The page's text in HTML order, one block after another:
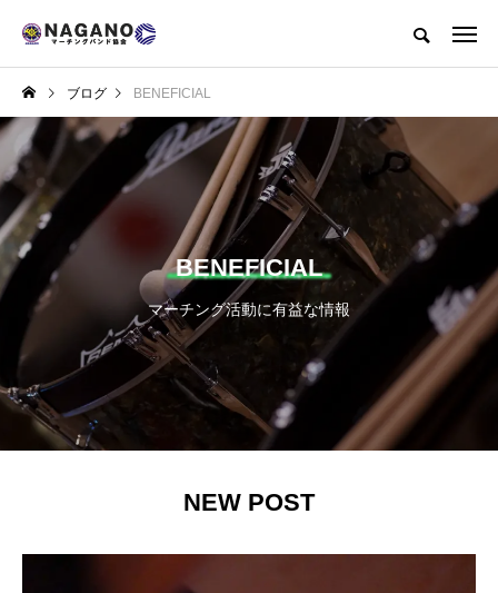
長野県マーチングバンド協会公式WEBサイト
協会概要 各ポリシーについて
NEW POST
BENEFICIAL SPONSOR
ブログ BENEFICIAL
BENEFICIAL
マーチング活動に有益な情報
NEW POST